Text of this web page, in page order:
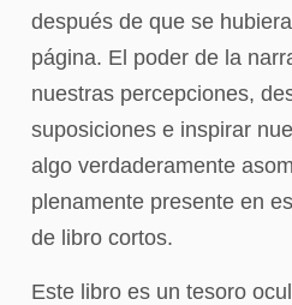
después de que se
página. El poder de la
nuestras percepciones,
suposiciones e inspirar
algo verdaderamente
plenamente presente en
de libro cortos.
Este libro es un tesoro